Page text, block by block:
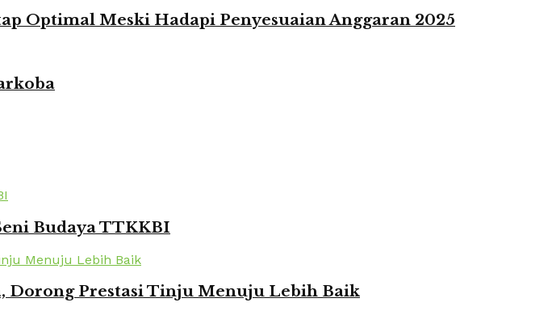
Optimal Meski Hadapi Penyesuaian Anggaran 2025
Budaya TTKKBI
Dorong Prestasi Tinju Menuju Lebih Baik